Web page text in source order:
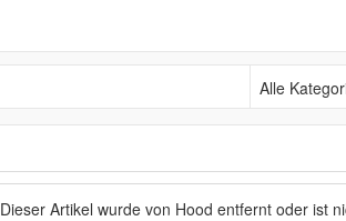
Alle Kategorien
Dieser Artikel wurde von Hood entfernt oder ist